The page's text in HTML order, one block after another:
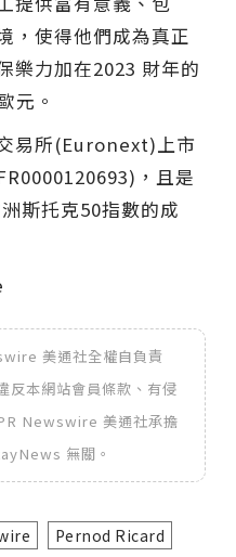
，使得他們成為真正
樂力加在2023 財年的
元。
易所(Euronext)上市
，且是
斯托克50指數的成
美通社全權自負責
反本網站會員條款、有侵
Newswire 美通社承擔
無關。
Pernod Ricard